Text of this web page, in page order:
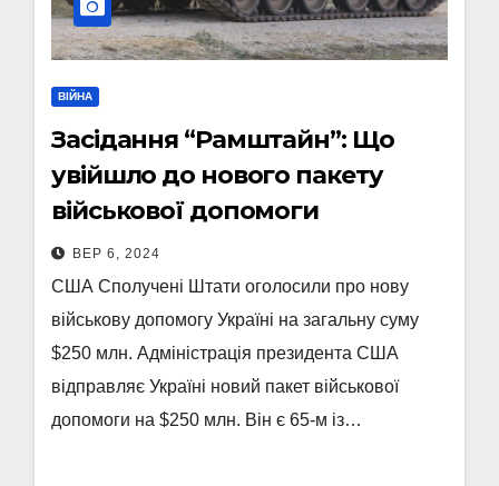
ВІЙНА
Засідання “Рамштайн”: Що
увійшло до нового пакету
військової допомоги
ВЕР 6, 2024
США Сполучені Штати оголосили про нову
військову допомогу Україні на загальну суму
$250 млн. Адміністрація президента США
відправляє Україні новий пакет військової
допомоги на $250 млн. Він є 65-м із…